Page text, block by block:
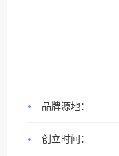
品牌源地：
创立时间：